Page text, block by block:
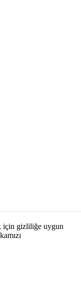
için gizliliğe uygun